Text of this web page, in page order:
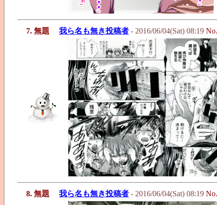
7. 無題 我ら名も無き投稿者 - 2016/06/04(Sat) 08:19
8. 無題 我ら名も無き投稿者 - 2016/06/04(Sat) 08:19